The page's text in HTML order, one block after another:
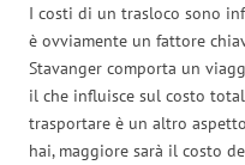
I costi di un trasloco sono
è ovviamente un fattore
Stavanger comporta un
il che influisce sul costo
trasportare è un altro
hai, maggiore sarà il costo